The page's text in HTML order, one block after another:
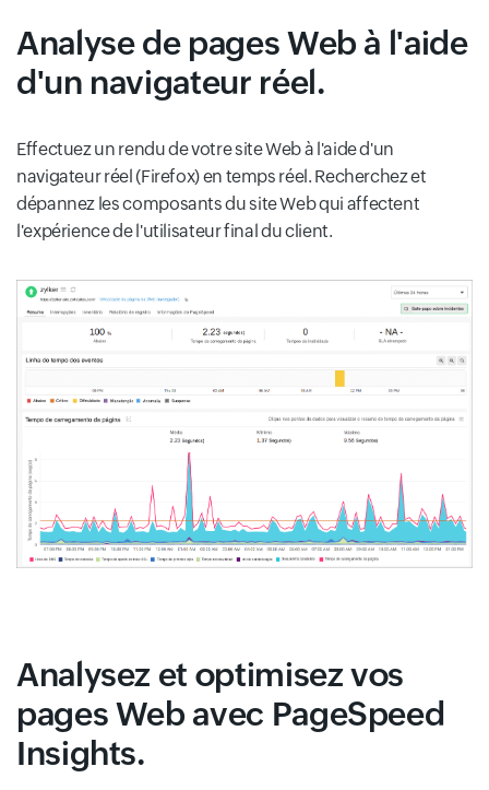
Analyse de pages Web à l'aide
d'un navigateur réel.
Effectuez un rendu de votre site Web à l'aide d'un
navigateur réel (Firefox) en temps réel. Recherchez et
dépannez les composants du site Web qui affectent
l'expérience de l'utilisateur final du client.
Analysez et optimisez vos
pages Web avec PageSpeed
Insights.